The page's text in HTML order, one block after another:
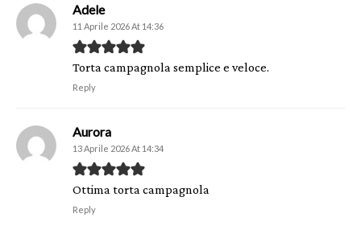
Adele
11 Aprile 2026 At 14:36
Torta campagnola semplice e veloce.
Reply
Aurora
13 Aprile 2026 At 14:34
Ottima torta campagnola
Reply